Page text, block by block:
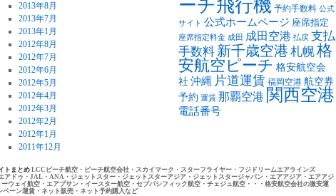
2013年8月
2013年7月
2013年1月
2012年8月
2012年7月
2012年6月
2012年5月
2012年4月
2012年3月
2012年2月
2012年1月
2011年12月
ーチ飛行機 予約手数料 公式
サイト 公式ホームページ 座席指定
座席指定料金 成田 成田空港 払戻 支払
手数料 新千歳空港 札幌格
安航空ピーチ 格安航空会
社 沖縄 片道運賃 福岡空港 航空券
予約 運賃 那覇空港 関西空港
電話番号
トまとめ LCCピーチ航空・ピーチ航空会社・スカイマーク・スターフライヤー・フジドリームエアラインズ
アドゥ・JAL・ANA・ジェットスター・ジェットスターアジア・ジェットスタージャパン・エアアジア・エアアジ
ウェイ航空・エアプサン・イースター航空・セブパシフィック航空・チェジュ航空・・・格安航空会社の激安運
ーン運賃・ネット販売・ネット予約購入など